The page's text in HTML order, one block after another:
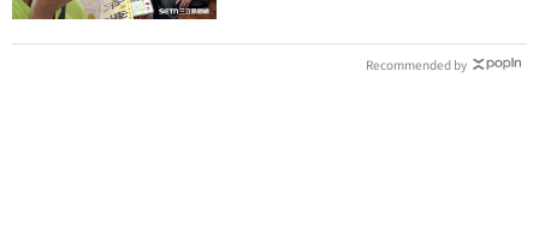
Recommended by